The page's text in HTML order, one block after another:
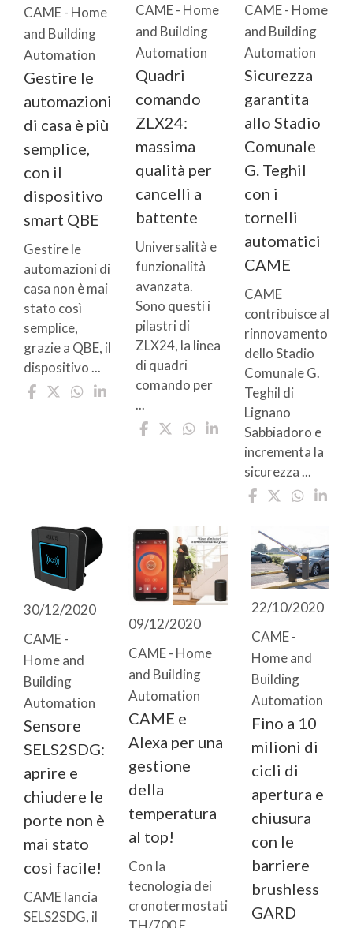
CAME - Home
and Building
Automation
Gestire le
automazioni
di casa è più
semplice,
con il
dispositivo
smart QBE
Gestire le
automazioni di
casa non è mai
stato così
semplice,
grazie a QBE, il
dispositivo ...
CAME - Home
and Building
Automation
Quadri
comando
ZLX24:
massima
qualità per
cancelli a
battente
Universalità e
funzionalità
avanzata.
Sono questi i
pilastri di
ZLX24, la linea
di quadri
comando per
...
CAME - Home
and Building
Automation
Sicurezza
garantita
allo Stadio
Comunale
G. Teghil
con i
tornelli
automatici
CAME
CAME
contribuisce al
rinnovamento
dello Stadio
Comunale G.
Teghil di
Lignano
Sabbiadoro e
incrementa la
sicurezza ...
30/12/2020
CAME -
Home and
Building
Automation
Sensore
SELS2SDG:
aprire e
chiudere le
porte non è
mai stato
così facile!
CAME lancia
SELS2SDG, il
09/12/2020
CAME - Home
and Building
Automation
CAME e
Alexa per una
gestione
della
temperatura
al top!
Con la
tecnologia dei
cronotermostati
22/10/2020
CAME -
Home and
Building
Automation
Fino a 10
milioni di
cicli di
apertura e
chiusura
con le
barriere
brushless
GARD